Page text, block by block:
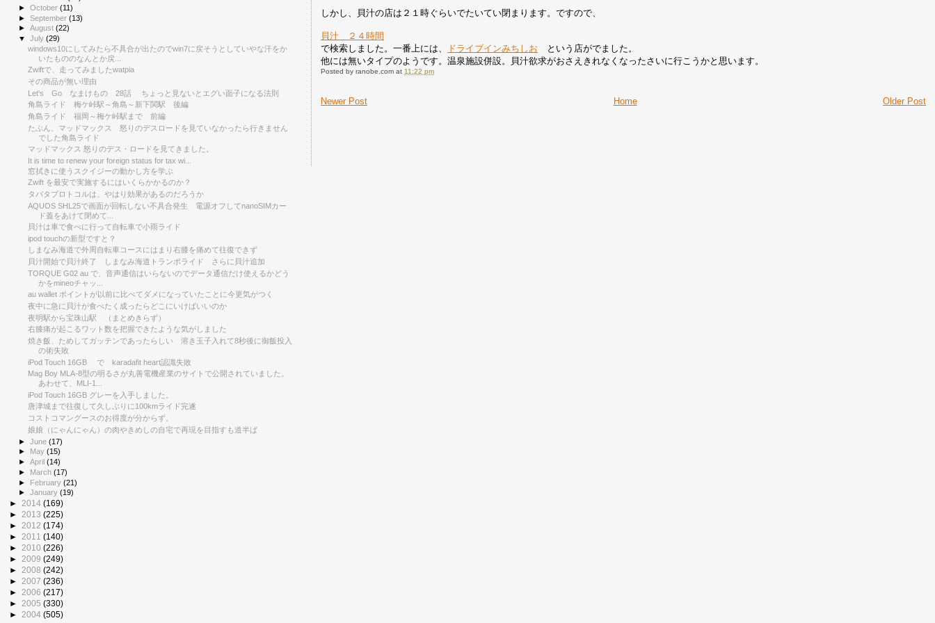
しかし、貝汁の店は２１時ぐらいでたいてい閉まります。ですので、
貝汁 ２４時間
で検索しました。一番上には、
ドライブインみちしお という店がでました。
他には無いタイプのようです。温泉施設併設。貝汁欲求がおさえきれなくなったさいに行こうかと思います。
Posted byranobe.com at 11:22 pm
Newer Post Older Post
Home
►October(11)
►September(13)
►August(22)
▼July(29)
windows10にしてみたら不具合が出たのでwin7に戻そうとしていやな汗をか
いたもののなんとか戻...
Zwiftで、走ってみましたwatpia
その商品が無い理由
Let's Go なまけもの 28話 ちょっと見ないとエグい面子になる法則
角島ライド 梅ケ峠駅～角島～新下関駅 後編
角島ライド 福岡～梅ケ峠駅まで 前編
たぶん、マッドマックス 怒りのデスロードを見ていなかったら行きません
でした角島ライド
マッドマックス 怒りのデス・ロードを見てきました。
It is time to renew your foreign status for tax wi...
窓拭きに使うスクイジーの動かし方を学ぶ
Zwift を最安で実施するにはいくらかかるのか？
タバタプロトコルは、やはり効果があるのだろうか
AQUOS SHL25で画面が回転しない不具合発生 電源オフしてnanoSIMカー
ド蓋をあけて閉めて...
貝汁は車で食べに行って自転車で小雨ライド
ipod touchの新型ですと？
しまなみ海道で外周自転車コースにはまり右膝を痛めて往復できず
貝汁開始で貝汁終了 しまなみ海道トランポライド さらに貝汁追加
TORQUE G02 au で、音声通信はいらないのでデータ通信だけ使えるかどう
かをmineoチャッ...
au wallet ポイントが以前に比べてダメになっていたことに今更気がつく
夜中に急に貝汁が食べたく成ったらどこにいけばいいのか
夜明駅から宝珠山駅 （まとめきらず）
右膝痛が起こるワット数を把握できたような気がしました
焼き飯、ためしてガッテンであったらしい 溶き玉子入れて8秒後に御飯投入
の術失敗
iPod Touch 16GB で karadafit heart認識失敗
Mag Boy MLA-8型の明るさが丸善電機産業のサイトで公開されていました。
あわせて、MLI-1...
iPod Touch 16GB グレーを入手しました。
唐津城まで往復して久しぶりに100kmライド完遂
コストコマングースのお得度が分からず。
娘娘（にゃんにゃん）の肉やきめしの自宅で再現を目指すも道半ば
►June(17)
►
May(15)
►April(14)
► March(17)
► February(21)
►January(19)
► 2014 (169)
► 2013 (225)
► 2012 (174)
► 2011 (140)
► 2010 (226)
► 2009 (249)
► 2008 (242)
► 2007 (236)
► 2006 (217)
► 2005 (330)
► 2004 (505)